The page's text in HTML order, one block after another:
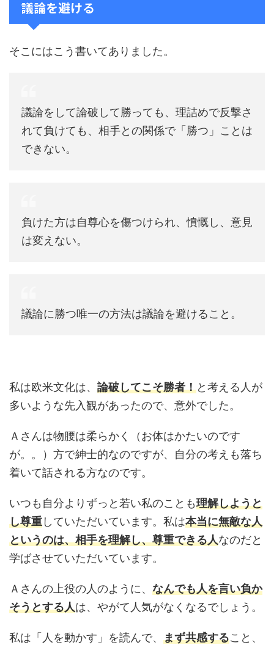
議論を避ける
そこにはこう書いてありました。
議論をして論破して勝っても、理詰めで反撃さ
れて負けても、相手との関係で「勝つ」ことは
できない。
負けた方は自尊心を傷つけられ、憤慨し、意見
は変えない。
議論に勝つ唯一の方法は議論を避けること。
私は欧米文化は、 論破してこそ勝者！と考える人が
多いような先入観があったので、意外でした。
Ａさんは物腰は柔らかく（お体はかたいのです
が。。）方で紳士的なのですが、自分の考えも落ち
着いて話される方なのです。
いつも自分よりずっと若い私のことも理解しようと
し尊重していただいています。私は本当に無敵な人
というのは、相手を理解し、尊重できる人なのだと
学ばさせていただいています。
Ａさんの上役の人のように、 なんでも人を言い負か
そうとする人は、やがて人気がなくなるでしょう。
私は「人を動かす」を読んで、 まず共感すること、